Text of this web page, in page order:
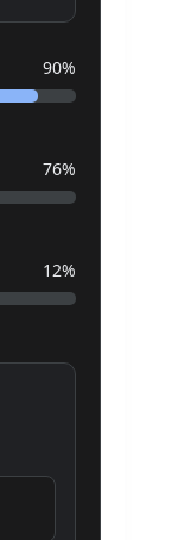
90%
76%
12%